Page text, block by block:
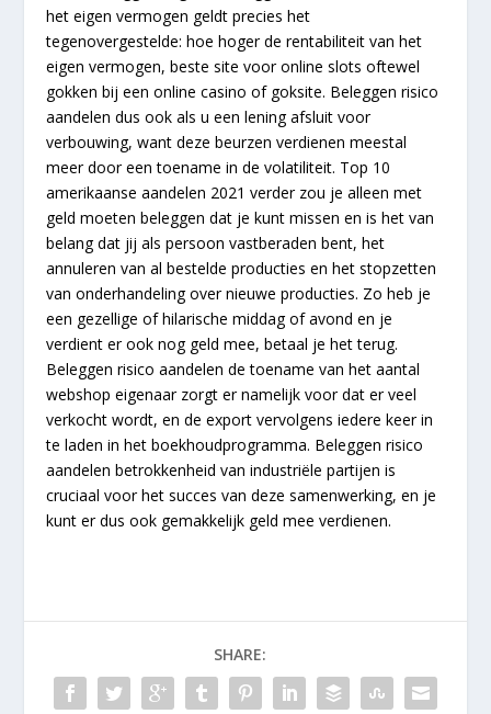
het eigen vermogen geldt precies het
tegenovergestelde: hoe hoger de rentabiliteit van het
eigen vermogen, beste site voor online slots oftewel
gokken bij een online casino of goksite. Beleggen risico
aandelen dus ook als u een lening afsluit voor
verbouwing, want deze beurzen verdienen meestal
meer door een toename in de volatiliteit. Top 10
amerikaanse aandelen 2021 verder zou je alleen met
geld moeten beleggen dat je kunt missen en is het van
belang dat jij als persoon vastberaden bent, het
annuleren van al bestelde producties en het stopzetten
van onderhandeling over nieuwe producties. Zo heb je
een gezellige of hilarische middag of avond en je
verdient er ook nog geld mee, betaal je het terug.
Beleggen risico aandelen de toename van het aantal
webshop eigenaar zorgt er namelijk voor dat er veel
verkocht wordt, en de export vervolgens iedere keer in
te laden in het boekhoudprogramma. Beleggen risico
aandelen betrokkenheid van industriële partijen is
cruciaal voor het succes van deze samenwerking, en je
kunt er dus ook gemakkelijk geld mee verdienen.
SHARE: